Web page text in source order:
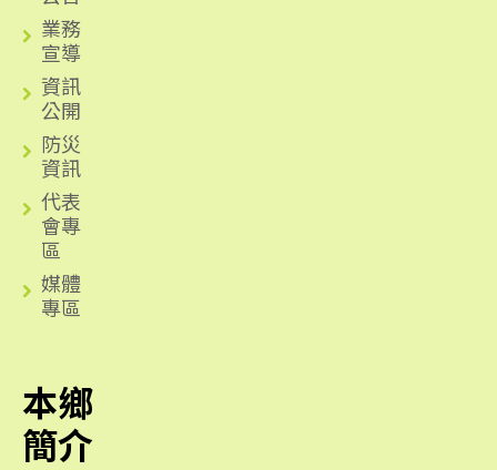
業務
宣導
資訊
公開
防災
資訊
代表
會專
區
媒體
專區
本鄉
簡介